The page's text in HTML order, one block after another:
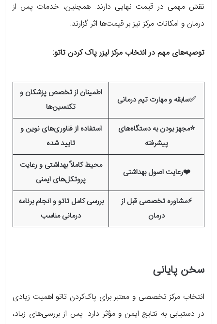
نقش مهمی در قیمت نهایی دارند. همچنین، خدمات پس از
درمان و امکانات مرکز نیز بر قیمت‌ها اثر گزارند.
توصیه‌های مهم در انتخاب مرکز لیزر پاک کردن تاتو:
✅سابقه و مهارت تیم درمانی
اطمینان از تخصص پزشکان و
تکنسین‌ها
⭐مجهز بودن به دستگاه‌های
پیشرفته
استفاده از فناوری‌های نوین و
تایید شده
❤️رعایت اصول بهداشتی
محیط کاملاً بهداشتی و رعایت
پروتکل‌های ایمنی
⚡مشاوره تخصصی قبل از
درمان
بررسی کامل تاتو و انجام برنامه
درمانی مناسب
سخن پایانی
انتخاب مرکز تخصصی و معتبر برای پاک‌کردن تاتو اهمیت زیادی
در دستیابی به نتایج ایمن و مؤثر دارد. پس از بررسی‌های زیاد،